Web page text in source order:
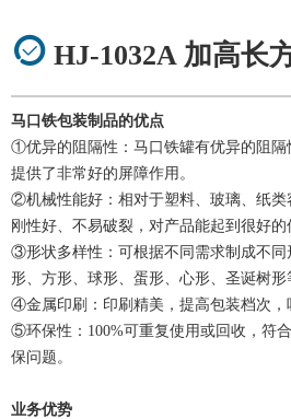
HJ-1032A 加高长
马口铁包装制品的优点
①优异的阻隔性：马口铁罐有优异的阻隔
提供了非常好的屏障作用。
②机械性能好：相对于塑料、玻璃、纸类
刚性好、不易破裂，对产品能起到很好的
③形状多样性：可根据不同需求制成不同
形、方形、球形、蛋形、心形、圣诞树形
④金属印刷：印刷精美，提高包装档次，
⑤环保性：100%可重复使用或回收，符
保问题。
业务优势